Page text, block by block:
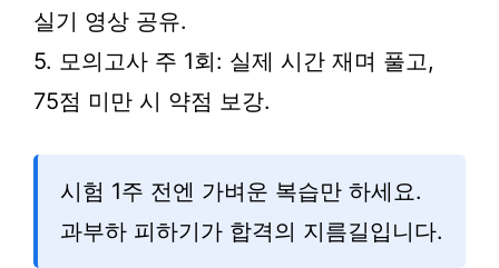
실기 영상 공유.
5. 모의고사 주 1회: 실제 시간 재며 풀고,
75점 미만 시 약점 보강.
시험 1주 전엔 가벼운 복습만 하세요.
과부하 피하기가 합격의 지름길입니다.